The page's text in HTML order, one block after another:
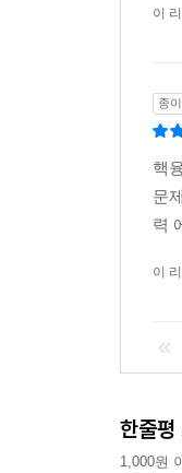
--- p.294
양보
물리
핵융합
사를
--- p.296
하지
마의
메가와
한 채
이
종
핵
문
력
이
한줄평
1,000원